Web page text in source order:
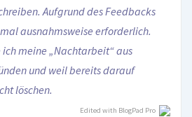
Aufgrund des Feedbacks
ausnahmsweise erforderlich.
meine „Nachtarbeit“ aus
und weil bereits darauf
löschen.
Edited with BlogPad Pro